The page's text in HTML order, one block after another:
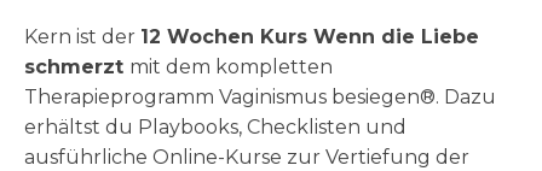
Kern ist der 12 Wochen Kurs Wenn die Liebe
schmerzt mit dem kompletten
Therapieprogramm Vaginismus besiegen®. Dazu
erhältst du Playbooks, Checklisten und
ausführliche Online-Kurse zur Vertiefung der